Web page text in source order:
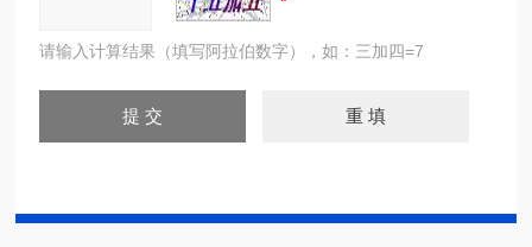
请输入计算结果（填写阿拉伯数字），如：三加四=7